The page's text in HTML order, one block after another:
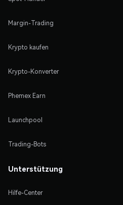
Margin-Trading
Krypto kaufen
Krypto-Konverter
Phemex Earn
Launchpool
Trading-Bots
Unterstützung
Hilfe-Center